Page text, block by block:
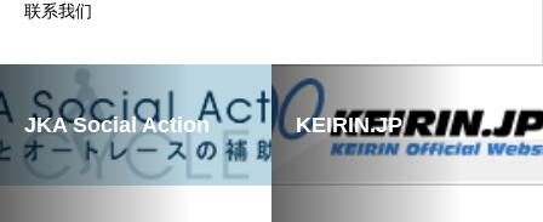
联系我们
JKA Social Action KEIRIN.JP